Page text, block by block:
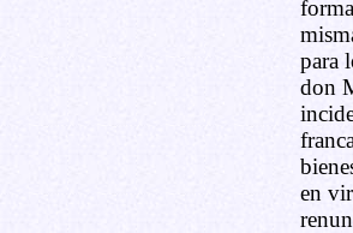
para
don
en